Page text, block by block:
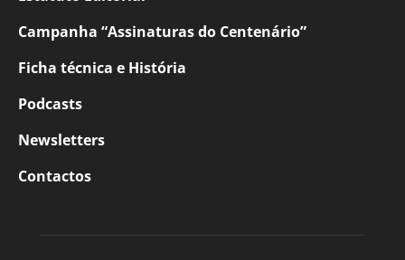
Campanha “Assinaturas do Centenário”
Ficha técnica e História
Podcasts
Newsletters
Contactos